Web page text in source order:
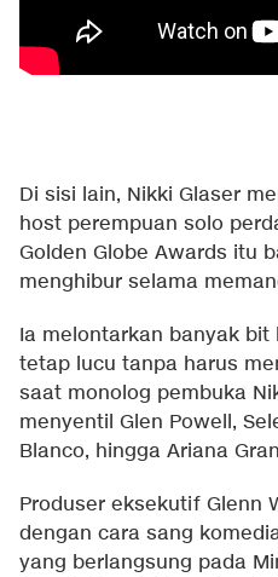
Di sisi lain, Nikki Glaser
host perempuan solo
Golden Globe Awards itu
menghibur selama
Ia melontarkan banyak bit
tetap lucu tanpa harus
saat monolog pembuka
menyentil Glen Powell,
Blanco, hingga Ariana
Produser eksekutif Glenn
dengan cara sang
yang berlangsung pada